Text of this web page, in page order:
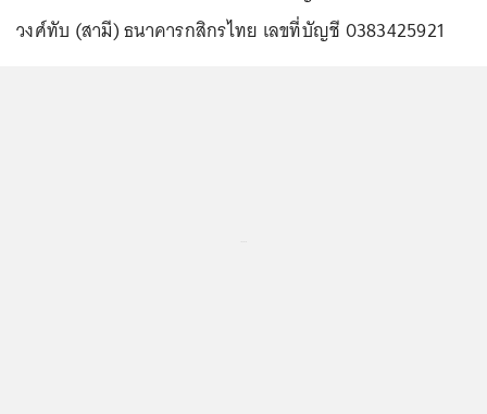
วงศ์ทับ (สามี) ธนาคารกสิกรไทย เลขที่บัญชี 0383425921